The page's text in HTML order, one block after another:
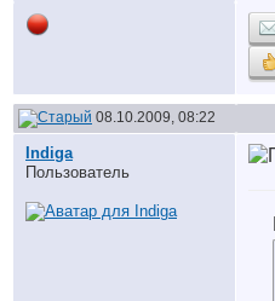
08.10.2009, 08:22
Indiga
Пользователь